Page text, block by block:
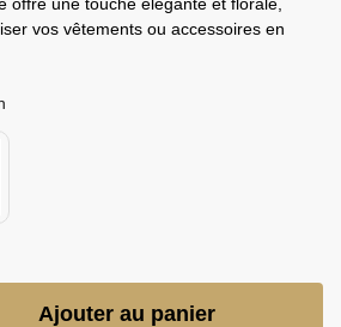
vos vêtements ou accessoires en
Ajouter au panier